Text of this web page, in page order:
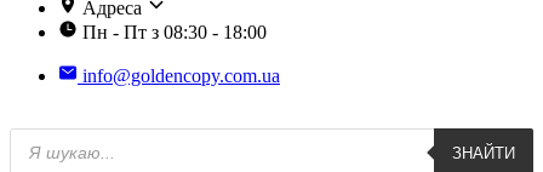
Адреса
Пн - Пт з 08:30 - 18:00
info@goldencopy.com.ua
Пошук
товарів
ЗНАЙТИ